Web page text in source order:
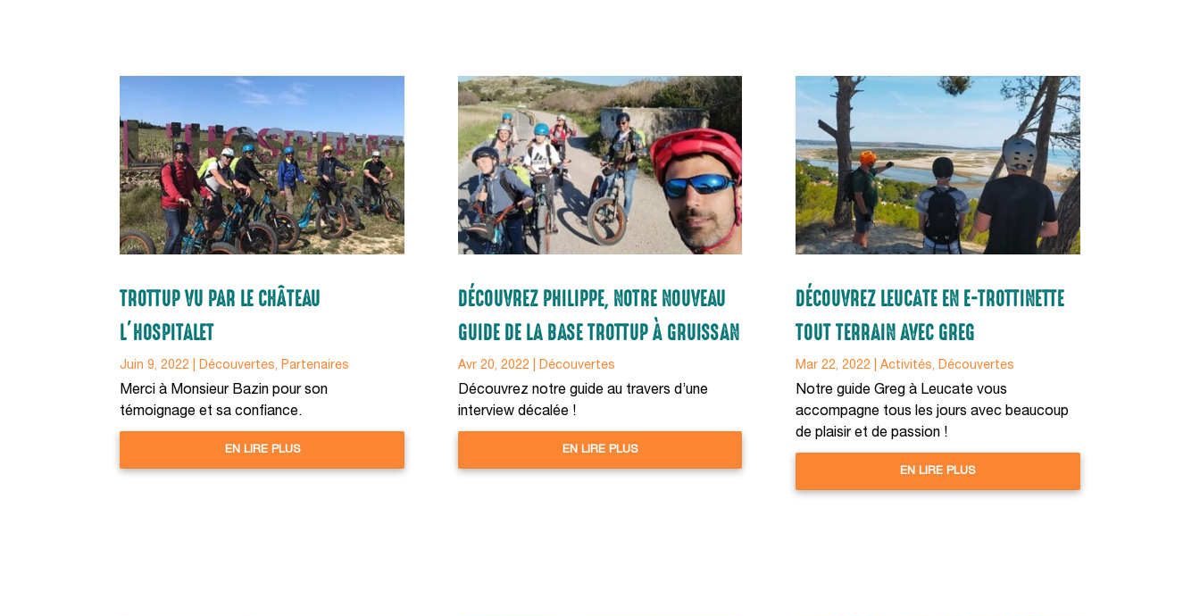
TROTTUP VU PAR LE CHÂTEAU
L’HOSPITALET
Juin 9, 2022 Découvertes, Partenaires
Merci à Monsieur Bazin pour son
témoignage et sa confiance.
EN LIRE PLUS
DÉCOUVREZ PHILIPPE, NOTRE NOUVEAU
GUIDE DE LA BASE TROTTUP À GRUISSAN
Avr 20, 2022 Découvertes
Découvrez notre guide au travers d’une
interview décalée !
EN LIRE PLUS
DÉCOUVREZ LEUCATE EN E-TROTTINETTE
TOUT TERRAIN AVEC GREG
Mar 22, 2022 Activités, Découvertes
Notre guide Greg à Leucate vous
accompagne tous les jours avec beaucoup
de plaisir et de passion !
EN LIRE PLUS